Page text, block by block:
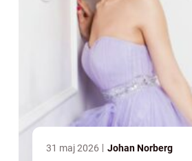
31 maj 2026 Johan Norberg